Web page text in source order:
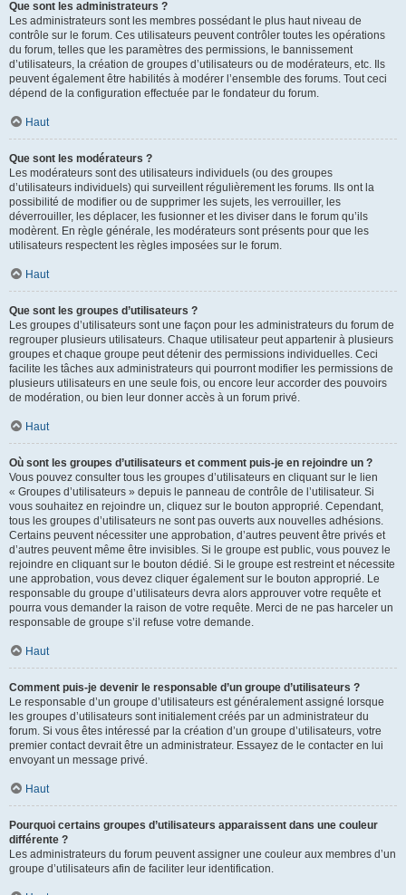
Que sont les administrateurs ?
Les administrateurs sont les membres possédant le plus haut niveau de
contrôle sur le forum. Ces utilisateurs peuvent contrôler toutes les opérations
du forum, telles que les paramètres des permissions, le bannissement
d’utilisateurs, la création de groupes d’utilisateurs ou de modérateurs, etc. Ils
peuvent également être habilités à modérer l’ensemble des forums. Tout ceci
dépend de la configuration effectuée par le fondateur du forum.
Haut
Que sont les modérateurs ?
Les modérateurs sont des utilisateurs individuels (ou des groupes
d’utilisateurs individuels) qui surveillent régulièrement les forums. Ils ont la
possibilité de modifier ou de supprimer les sujets, les verrouiller, les
déverrouiller, les déplacer, les fusionner et les diviser dans le forum qu’ils
modèrent. En règle générale, les modérateurs sont présents pour que les
utilisateurs respectent les règles imposées sur le forum.
Haut
Que sont les groupes d’utilisateurs ?
Les groupes d’utilisateurs sont une façon pour les administrateurs du forum de
regrouper plusieurs utilisateurs. Chaque utilisateur peut appartenir à plusieurs
groupes et chaque groupe peut détenir des permissions individuelles. Ceci
facilite les tâches aux administrateurs qui pourront modifier les permissions de
plusieurs utilisateurs en une seule fois, ou encore leur accorder des pouvoirs
de modération, ou bien leur donner accès à un forum privé.
Haut
Où sont les groupes d’utilisateurs et comment puis-je en rejoindre un ?
Vous pouvez consulter tous les groupes d’utilisateurs en cliquant sur le lien
« Groupes d’utilisateurs » depuis le panneau de contrôle de l’utilisateur. Si
vous souhaitez en rejoindre un, cliquez sur le bouton approprié. Cependant,
tous les groupes d’utilisateurs ne sont pas ouverts aux nouvelles adhésions.
Certains peuvent nécessiter une approbation, d’autres peuvent être privés et
d’autres peuvent même être invisibles. Si le groupe est public, vous pouvez le
rejoindre en cliquant sur le bouton dédié. Si le groupe est restreint et nécessite
une approbation, vous devez cliquer également sur le bouton approprié. Le
responsable du groupe d’utilisateurs devra alors approuver votre requête et
pourra vous demander la raison de votre requête. Merci de ne pas harceler un
responsable de groupe s’il refuse votre demande.
Haut
Comment puis-je devenir le responsable d’un groupe d’utilisateurs ?
Le responsable d’un groupe d’utilisateurs est généralement assigné lorsque
les groupes d’utilisateurs sont initialement créés par un administrateur du
forum. Si vous êtes intéressé par la création d’un groupe d’utilisateurs, votre
premier contact devrait être un administrateur. Essayez de le contacter en lui
envoyant un message privé.
Haut
Pourquoi certains groupes d’utilisateurs apparaissent dans une couleur
différente ?
Les administrateurs du forum peuvent assigner une couleur aux membres d’un
groupe d’utilisateurs afin de faciliter leur identification.